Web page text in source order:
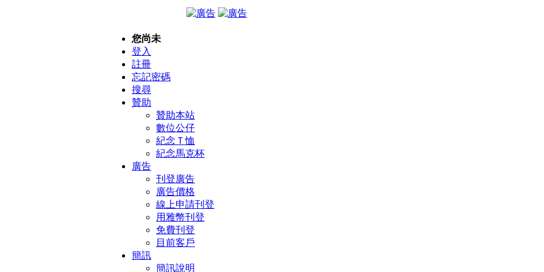
您尚未
登入
註冊
忘記密碼
搜尋
贊助
贊助本站
數位公仔
紀念Ｔ恤
紀念馬克杯
廣告
刊登廣告
廣告價格
線上申請刊登
用雅幣刊登
免費刊登
目前客戶
簡訊
簡訊說明